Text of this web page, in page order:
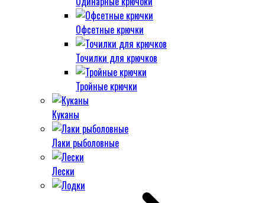
Офсетные крючки
Точилки для крючков
Тройные крючки
Куканы
Лаки рыболовные
Лески